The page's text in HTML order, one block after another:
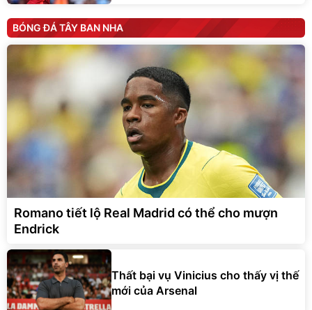
BÓNG ĐÁ TÂY BAN NHA
Romano tiết lộ Real Madrid có thể cho mượn
Endrick
Thất bại vụ Vinicius cho thấy vị thế
mới của Arsenal